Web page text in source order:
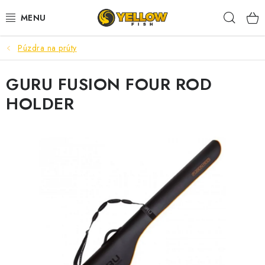
na
NOVINKY 2026
LETNÉ ZĽAVY
HALDORADO
KRMIVÁ,NÁSTRAHY
Púzdra na prúty
GURU FUSION FOUR ROD
HOLDER